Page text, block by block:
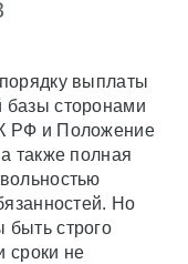
выплаты
сторонами
РФ и Положение
также полная
Но
быть строго
сроки не